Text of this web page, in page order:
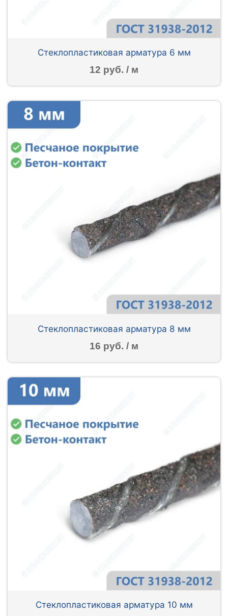
Стеклопластиковая арматура 6 мм
12 руб. / м
Стеклопластиковая арматура 8 мм
16 руб. / м
Стеклопластиковая арматура 10 мм